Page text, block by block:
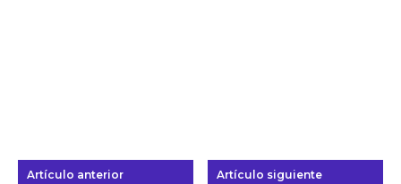
Artículo anterior Artículo siguiente